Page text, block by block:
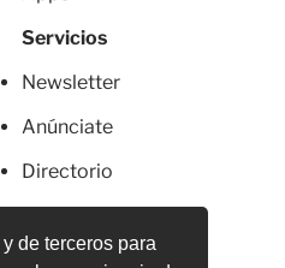
de terceros para
Servicios
Newsletter
Anúnciate
Directorio